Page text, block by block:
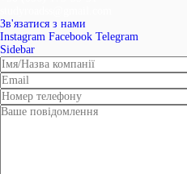
Зв'язатися з нами
Instagram Facebook Telegram
Sidebar